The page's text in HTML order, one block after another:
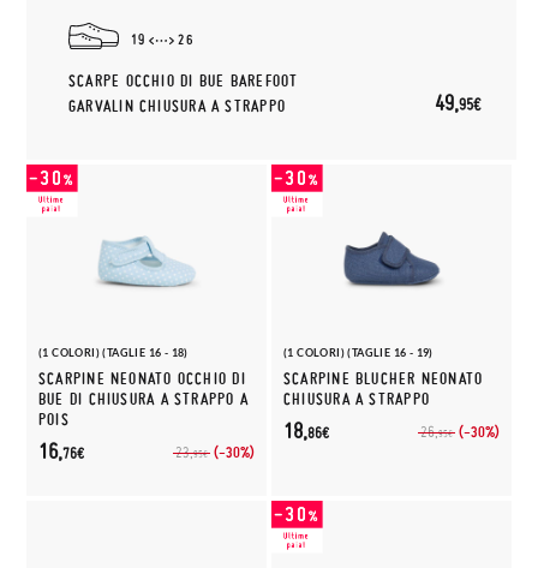
19 26
SCARPE OCCHIO DI BUE BAREFOOT
GARVALIN CHIUSURA A STRAPPO
49,95€
(1 COLORI) (TAGLIE 16 - 18)
SCARPINE NEONATO OCCHIO DI
BUE DI CHIUSURA A STRAPPO A
POIS
23,95€ (-30%)
16,76€
(1 COLORI) (TAGLIE 16 - 19)
SCARPINE BLUCHER NEONATO
CHIUSURA A STRAPPO
26,95€ (-30%)
18,86€